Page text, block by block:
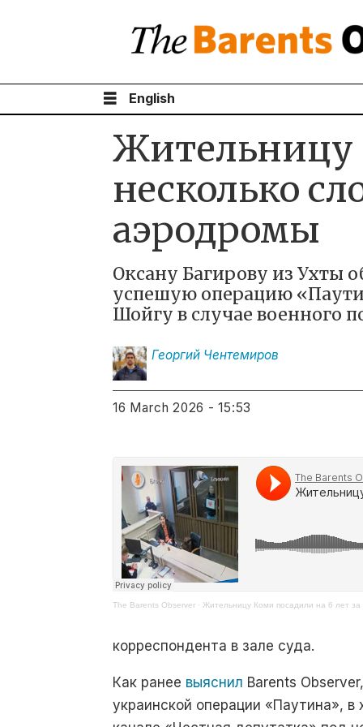
English
Жительницу
несколько
аэродромы
Оксану Багирову из Ухты
успешую операцию
Шойгу в случае военного
Георгий Чентемиров
16 March 2026 - 15:53
The Barents Observer · Жительницу Коми посадили на 6 лет
корреспондента в зале суда.
Как ранее выяснил Barents
украинской операции «Паутина»,